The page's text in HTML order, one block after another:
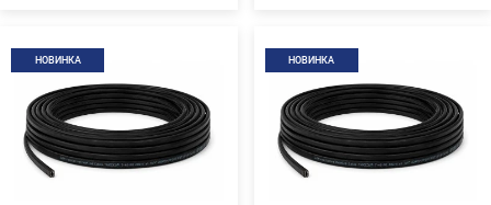
НОВИНКА НОВИНКА